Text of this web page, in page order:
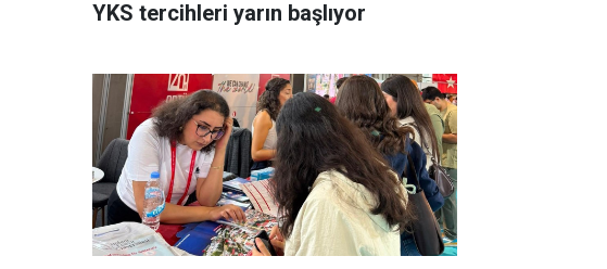
YKS tercihleri yarın başlıyor